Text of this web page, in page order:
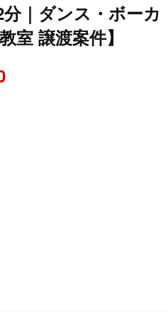
分｜ダンス・ボーカ
室 譲渡案件】